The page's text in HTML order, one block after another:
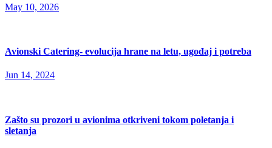
May 10, 2026
Avionski Catering- evolucija hrane na letu, ugođaj i potreba
Jun 14, 2024
Zašto su prozori u avionima otkriveni tokom poletanja i
sletanja